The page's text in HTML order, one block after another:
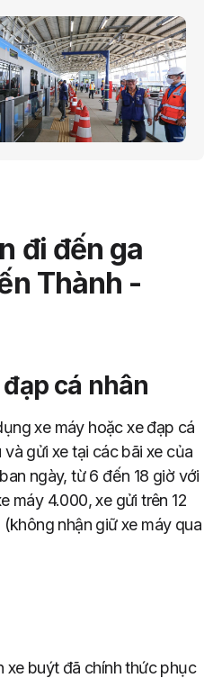
đi đến ga
Thành -
đạp cá nhân
xe máy hoặc xe đạp cá
gửi xe tại các bãi xe của
ngày, từ 6 đến 18 giờ với
máy 4.000, xe gửi trên 12
nhận giữ xe máy qua
xe buýt đã chính thức phục